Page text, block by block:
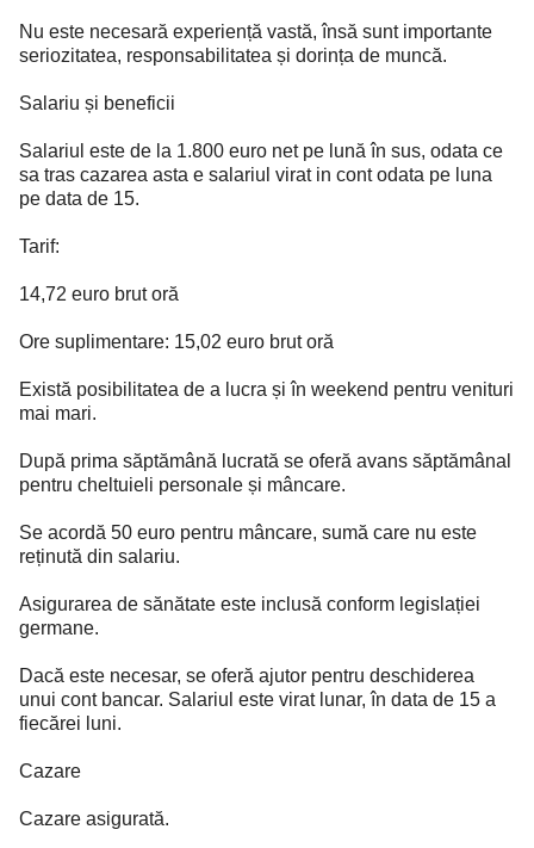
Nu este necesară experiență vastă, însă sunt importante
seriozitatea, responsabilitatea și dorința de muncă.
Salariu și beneficii
Salariul este de la 1.800 euro net pe lună în sus, odata ce
sa tras cazarea asta e salariul virat in cont odata pe luna
pe data de 15.
Tarif:
14,72 euro brut oră
Ore suplimentare: 15,02 euro brut oră
Există posibilitatea de a lucra și în weekend pentru venituri
mai mari.
După prima săptămână lucrată se oferă avans săptămânal
pentru cheltuieli personale și mâncare.
Se acordă 50 euro pentru mâncare, sumă care nu este
reținută din salariu.
Asigurarea de sănătate este inclusă conform legislației
germane.
Dacă este necesar, se oferă ajutor pentru deschiderea
unui cont bancar. Salariul este virat lunar, în data de 15 a
fiecărei luni.
Cazare
Cazare asigurată.